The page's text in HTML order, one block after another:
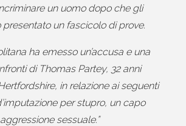
un uomo dopo che gli
presentato un fascicolo di prove.
ha emesso un’accusa e una
di Thomas Partey, 32 anni
in relazione ai seguenti
per stupro, un capo
sessuale.”